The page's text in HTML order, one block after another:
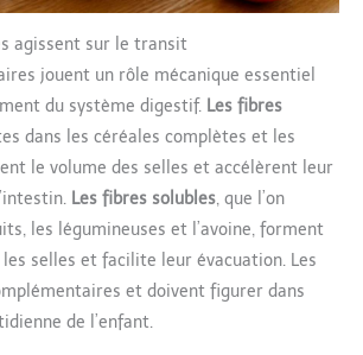
agissent sur le transit
jouent un rôle mécanique essentiel
du système digestif. Les fibres
dans les céréales complètes et les
le volume des selles et accélèrent leur
Les fibres solubles, que l’on
les légumineuses et l’avoine, forment
selles et facilite leur évacuation. Les
et doivent figurer dans
de l’enfant.